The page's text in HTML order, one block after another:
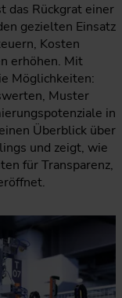
das Rückgrat einer
gezielten Einsatz
Kosten
erhöhen. Mit
Möglichkeiten:
Muster
in
Überblick über
und zeigt, wie
für Transparenz,